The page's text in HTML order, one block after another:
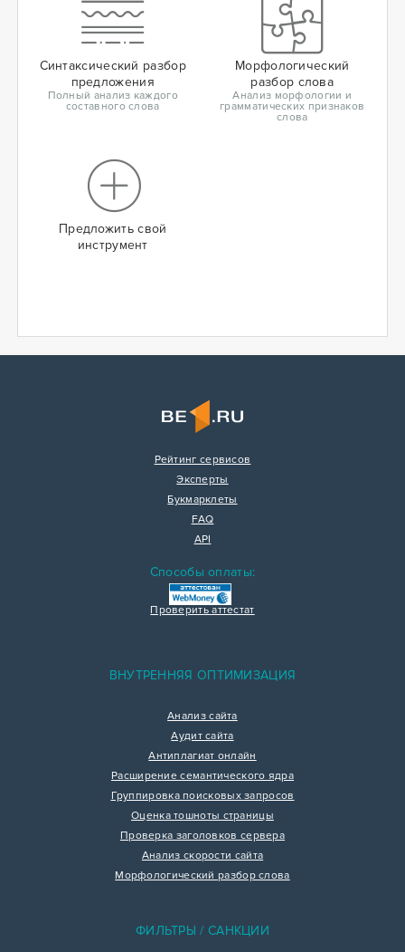
Синтаксический разбор
предложения
Полный анализ каждого
составного слова
Морфологический
разбор слова
Анализ морфологии и
грамматических признаков
слова
Предложить свой
инструмент
Рейтинг сервисов
Эксперты
Букмарклеты
FAQ
API
Способы оплаты:
Проверить аттестат
ВНУТРЕННЯЯ ОПТИМИЗАЦИЯ
Анализ сайта
Аудит сайта
Антиплагиат онлайн
Расширение семантического ядра
Группировка поисковых запросов
Оценка тошноты страницы
Проверка заголовков сервера
Анализ скорости сайта
Морфологический разбор слова
ФИЛЬТРЫ / САНКЦИИ